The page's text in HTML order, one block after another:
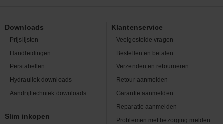
Downloads
Prijslijsten
Handleidingen
Perstabellen
Hydrauliek downloads
Aandrijftechniek downloads
Slim inkopen
Klantenservice
Veelgestelde vragen
Bestellen en betalen
Verzenden en retourneren
Retour aanmelden
Garantie aanmelden
Reparatie aanmelden
Problemen met bezorging melden